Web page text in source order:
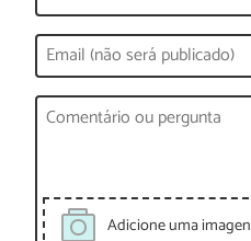
Adicione uma imagen